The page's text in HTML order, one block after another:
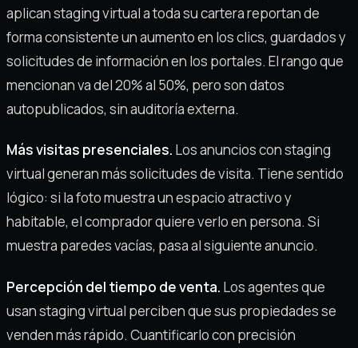
aplican staging virtual a toda su cartera reportan de
forma consistente un aumento en los clics, guardados y
solicitudes de información en los portales. El rango que
mencionan va del 20% al 50%, pero son datos
autopublicados, sin auditoría externa.
Más visitas presenciales. Los anuncios con staging
virtual generan más solicitudes de visita. Tiene sentido
lógico: si la foto muestra un espacio atractivo y
habitable, el comprador quiere verlo en persona. Si
muestra paredes vacías, pasa al siguiente anuncio.
Percepción del tiempo de venta. Los agentes que
usan staging virtual perciben que sus propiedades se
venden más rápido. Cuantificarlo con precisión